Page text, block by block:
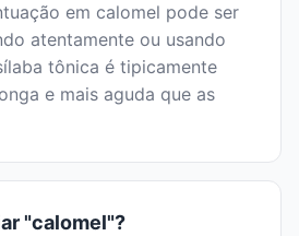
em calomel pode ser
atentamente ou usando
tônica é tipicamente
e mais aguda que as
"calomel"?